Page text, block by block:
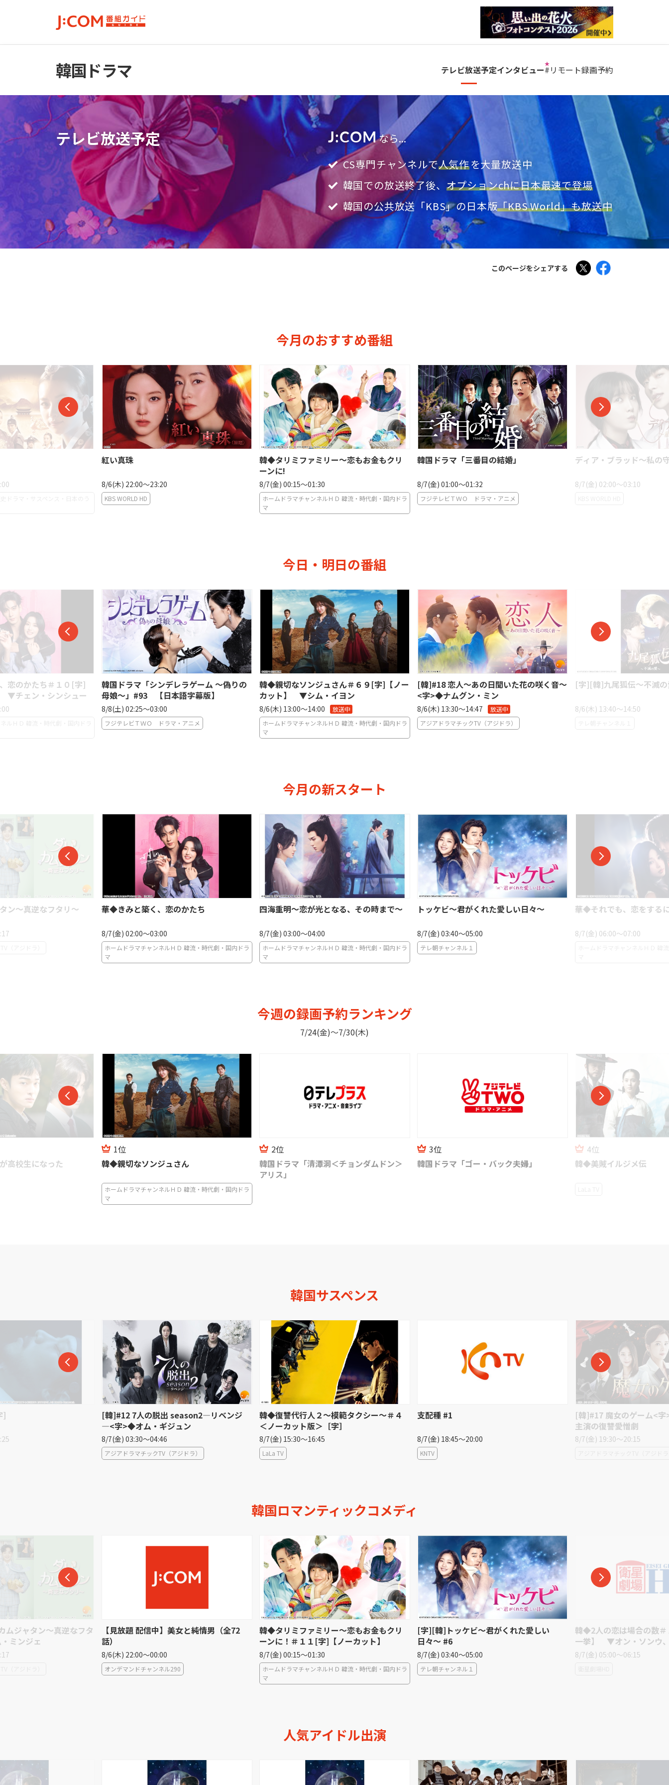
韓国ドラマ テレビ放送予定インタビュー#リモート録画予約
テレビ放送予定 J:COMなら...
CS専門チャンネルで⼈気作を⼤量放送中
韓国での放送終了後、 オプションchに日本最速で登場
韓国の公共放送「KBS」の日本版「KBS World」も放送中
このページをシェアする Tweet
今月のおすすめ番組
紅い真珠
8/6(木) 22:00〜23:20
KBS WORLD HD
韓◆タリミファミリー〜恋もお金もクリ
ーンに!
8/7(金) 00:15〜01:30
ホームドラマチャンネルＨＤ 韓流・時代劇・国内ドラ
マ
韓国ドラマ「三番目の結婚」
8/7(金) 01:00〜01:32
フジテレビＴＷＯ ドラマ・アニメ
ディア・ブラッド〜私の
8/7(金) 02:00〜03:10
今日・明日の番組
恋のかたち＃１０[字]
▼チェン・シンシュー
韓国ドラマ「シンデレラゲーム 〜偽りの
母娘〜」#93 【日本語字幕版】
8/8(土) 02:25〜03:00
フジテレビＴＷＯ ドラマ・アニメ
韓◆親切なソンジュさん＃６９[字]【ノー
カット】 ▼シム・イヨン
8/6(木) 13:00〜14:00
ホームドラマチャンネルＨＤ 韓流・時代劇・国内ドラ
マ
[韓]#18 恋人〜あの日聞いた花の咲く音〜
<字>◆ナムグン・ミン
8/6(木) 13:30〜14:47
アジアドラマチックTV（アジドラ）
[字][韓]九尾狐伝〜不滅
8/6(木) 13:40〜14:50
今月の新スタート
ン〜真逆なフタリ〜 華◆きみと築く、恋のかたち
8/7(金) 02:00〜03:00
ホームドラマチャンネルＨＤ 韓流・時代劇・国内ドラ
マ
四海重明〜恋が光となる、その時まで〜
8/7(金) 03:00〜04:00
ホームドラマチャンネルＨＤ 韓流・時代劇・国内ドラ
マ
トッケビ〜君がくれた愛しい日々〜
8/7(金) 03:40〜05:00
テレ朝チャンネル１
華◆それでも、恋をする
8/7(金) 06:00〜07:00
今週の録画予約ランキング
7/24(金)〜7/30(木)
ュさん
2位
韓国ドラマ「清潭洞＜チョンダムドン＞
3位
韓国ドラマ「ゴー・バック夫婦」
4位
韓◆美賊イルジメ伝
5位
韓◆あやしい彼女
韓国サスペンス
season2―リベンジ
韓◆復讐代行人２〜模範タクシー〜＃４
＜ノーカット版＞［字］
8/7(金) 15:30〜16:45
LaLa TV
支配種 #1
8/7(金) 18:45〜20:00
KNTV
[韓]#17 魔女のゲーム<字>チャン・ソヒ
8/7(金) 19:30〜20:15
アジアドラマチックTV（アジドラ）
[韓]#18 魔女のゲーム<字
主演の復讐愛憎劇
8/7(金) 20:45〜21:30
韓国ロマンティックコメディ
ムジャタン〜真逆なフタ
ミンジェ
【見放題 配信中】美女と純情男（全72
話）
8/6(木) 22:00〜00:00
オンデマンドチャンネル290
韓◆タリミファミリー〜恋もお金もクリ
ーンに！＃１１[字]【ノーカット】
8/7(金) 00:15〜01:30
ホームドラマチャンネルＨＤ 韓流・時代劇・国内ドラ
マ
[字][韓]トッケビ〜君がくれた愛しい
日々〜 #6
8/7(金) 03:40〜05:00
テレ朝チャンネル１
韓◆2人の恋は場合の数
一挙】 ▼オン・ソンウ
ン
8/7(金) 05:00〜06:15
人気アイドル出演